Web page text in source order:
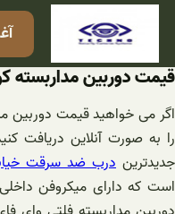
رفتن
قیمت دوربین مداربسته
اگر می خواهید قیمت دوربین
جدیدترین درب ضد سرقت
است که دارای میکروفن